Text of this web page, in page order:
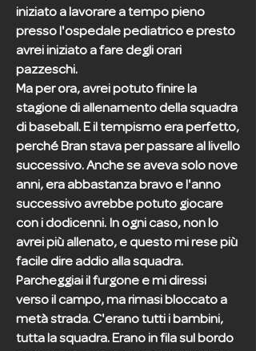
iniziato a lavorare a tempo pieno
presso l'ospedale pediatrico e presto
avrei iniziato a fare degli orari
pazzeschi.
Ma per ora, avrei potuto finire la
stagione di allenamento della squadra
di baseball. E il tempismo era perfetto,
perché Bran stava per passare al livello
successivo. Anche se aveva solo nove
anni, era abbastanza bravo e l'anno
successivo avrebbe potuto giocare
con i dodicenni. In ogni caso, non lo
avrei più allenato, e questo mi rese più
facile dire addio alla squadra.
Parcheggiai il furgone e mi diressi
verso il campo, ma rimasi bloccato a
metà strada. C'erano tutti i bambini,
tutta la squadra. Erano in fila sul bordo